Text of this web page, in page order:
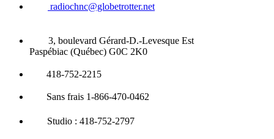
radiochnc@globetrotter.net
3, boulevard Gérard-D.-Levesque Est
Paspébiac (Québec) G0C 2K0
418-752-2215
Sans frais 1-866-470-0462
Studio : 418-752-2797